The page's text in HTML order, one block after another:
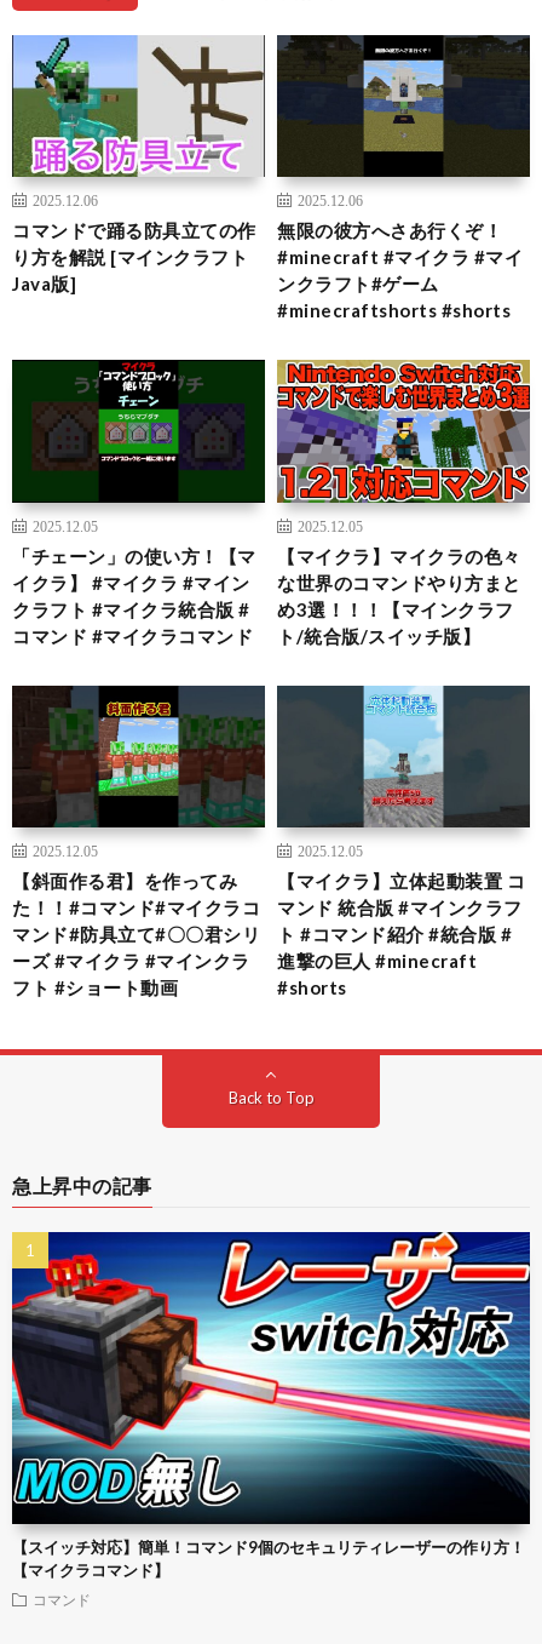
2025.12.06
コマンドで踊る防具立ての作
り方を解説 [マインクラフト
Java版]
2025.12.06
無限の彼方へさあ行くぞ！
#minecraft #マイクラ #マイ
ンクラフト#ゲーム
#minecraftshorts #shorts
2025.12.05
「チェーン」の使い方！【マ
イクラ】 #マイクラ #マイン
クラフト #マイクラ統合版 #
コマンド #マイクラコマンド
2025.12.05
【マイクラ】マイクラの色々
な世界のコマンドやり方まと
め3選！！！【マインクラフ
ト/統合版/スイッチ版】
2025.12.05
【斜面作る君】を作ってみ
た！！#コマンド#マイクラコ
マンド#防具立て#〇〇君シリ
ーズ #マイクラ #マインクラ
フト #ショート動画
2025.12.05
【マイクラ】立体起動装置 コ
マンド 統合版 #マインクラフ
ト #コマンド紹介 #統合版 #
進撃の巨人 #minecraft
#shorts
Back to Top
急上昇中の記事
【スイッチ対応】簡単！コマンド9個のセキュリティレーザーの作り方！
【マイクラコマンド】
コマンド